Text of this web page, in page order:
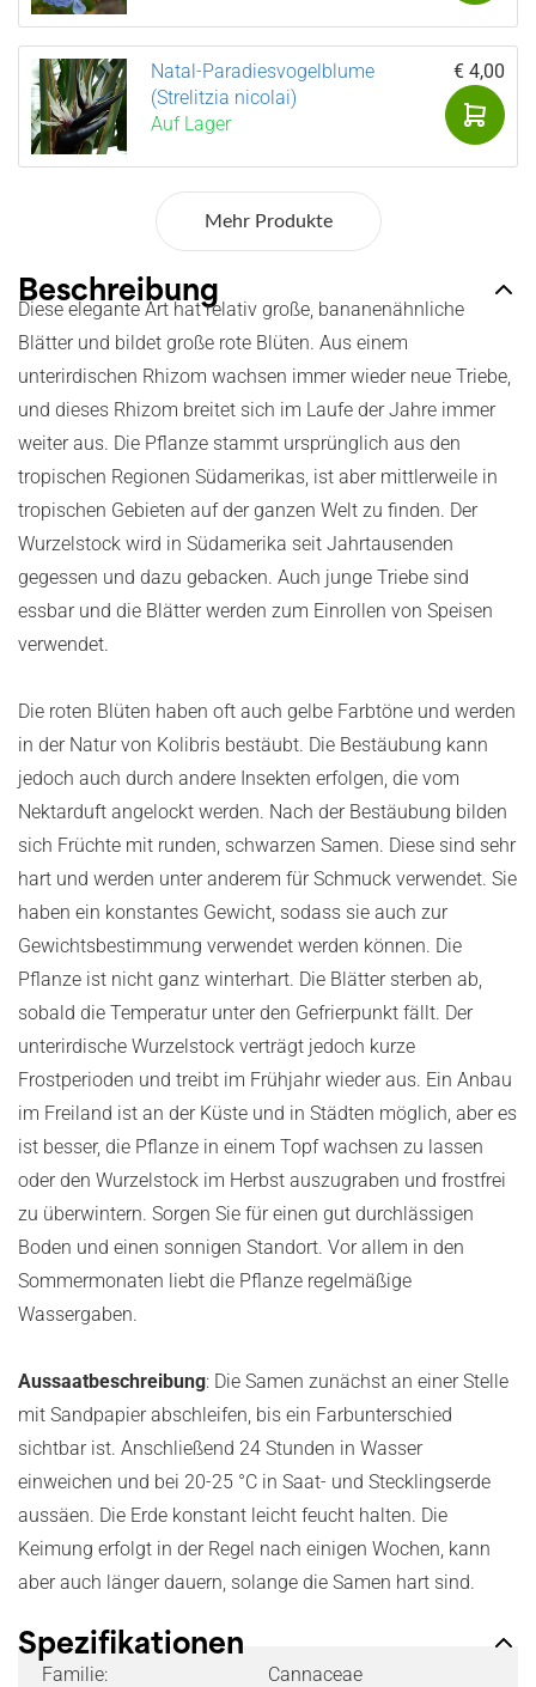
Natal-Paradiesvogelblume
(Strelitzia nicolai)
Auf Lager
€ 4,00
Mehr Produkte
Beschreibung
Diese elegante Art hat relativ große, bananenähnliche
Blätter und bildet große rote Blüten. Aus einem
unterirdischen Rhizom wachsen immer wieder neue Triebe,
und dieses Rhizom breitet sich im Laufe der Jahre immer
weiter aus. Die Pflanze stammt ursprünglich aus den
tropischen Regionen Südamerikas, ist aber mittlerweile in
tropischen Gebieten auf der ganzen Welt zu finden. Der
Wurzelstock wird in Südamerika seit Jahrtausenden
gegessen und dazu gebacken. Auch junge Triebe sind
essbar und die Blätter werden zum Einrollen von Speisen
verwendet.
Die roten Blüten haben oft auch gelbe Farbtöne und werden
in der Natur von Kolibris bestäubt. Die Bestäubung kann
jedoch auch durch andere Insekten erfolgen, die vom
Nektarduft angelockt werden. Nach der Bestäubung bilden
sich Früchte mit runden, schwarzen Samen. Diese sind sehr
hart und werden unter anderem für Schmuck verwendet. Sie
haben ein konstantes Gewicht, sodass sie auch zur
Gewichtsbestimmung verwendet werden können. Die
Pflanze ist nicht ganz winterhart. Die Blätter sterben ab,
sobald die Temperatur unter den Gefrierpunkt fällt. Der
unterirdische Wurzelstock verträgt jedoch kurze
Frostperioden und treibt im Frühjahr wieder aus. Ein Anbau
im Freiland ist an der Küste und in Städten möglich, aber es
ist besser, die Pflanze in einem Topf wachsen zu lassen
oder den Wurzelstock im Herbst auszugraben und frostfrei
zu überwintern. Sorgen Sie für einen gut durchlässigen
Boden und einen sonnigen Standort. Vor allem in den
Sommermonaten liebt die Pflanze regelmäßige
Wassergaben.
Aussaatbeschreibung: Die Samen zunächst an einer Stelle
mit Sandpapier abschleifen, bis ein Farbunterschied
sichtbar ist. Anschließend 24 Stunden in Wasser
einweichen und bei 20-25 °C in Saat- und Stecklingserde
aussäen. Die Erde konstant leicht feucht halten. Die
Keimung erfolgt in der Regel nach einigen Wochen, kann
aber auch länger dauern, solange die Samen hart sind.
Spezifikationen
Familie: Cannaceae